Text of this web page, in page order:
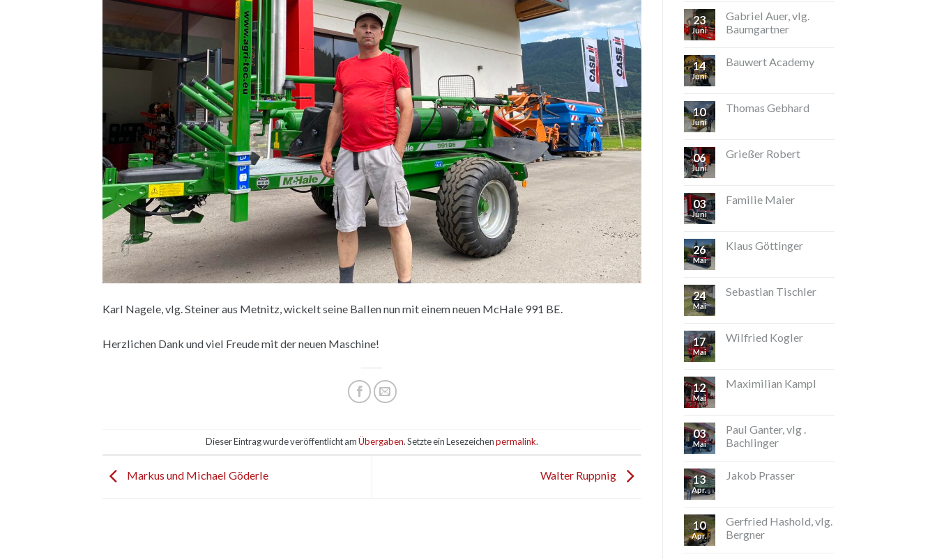
Karl Nagele, vlg. Steiner aus Metnitz, wickelt seine Ballen nun mit einem neuen McHale 991 BE.
Herzlichen Dank und viel Freude mit der neuen Maschine!
Dieser Eintrag wurde veröffentlicht amÜbergaben. Setzte ein Lesezeichenpermalink.
Markus und Michael Göderle Walter Ruppnig
23
Juni
Gabriel Auer, vlg.
Baumgartner
14
Juni
Bauwert Academy
10
Juni
Thomas Gebhard
06
Juni
Grießer Robert
03
Juni
Familie Maier
26
Mai
Klaus Göttinger
24
Mai
Sebastian Tischler
17
Mai
Wilfried Kogler
12
Mai
Maximilian Kampl
03
Mai
Paul Ganter, vlg .
Bachlinger
13
Apr.
Jakob Prasser
10
Apr.
Gerfried Hashold, vlg.
Bergner